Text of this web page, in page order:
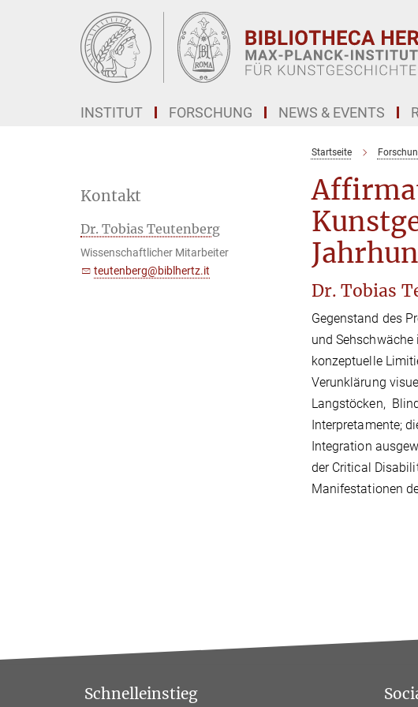
INSTITUT FORSCHUNG NEWS & EVENTS
Startseite
Dr. Tobias
Gegenstand des
und
konzeptuelle
Verunklärung
Langstöcken,
Interpretamente;
Integration
der Critical
Manifestationen
Kontakt
Dr. Tobias Teutenberg
Wissenschaftlicher Mitarbeiter
teutenberg@biblhertz.it
Schnelleinstieg